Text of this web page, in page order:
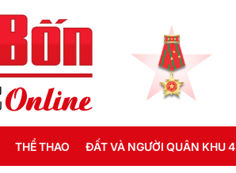
THỂ THAO ĐẤT VÀ NGƯỜI QUÂN KHU 4